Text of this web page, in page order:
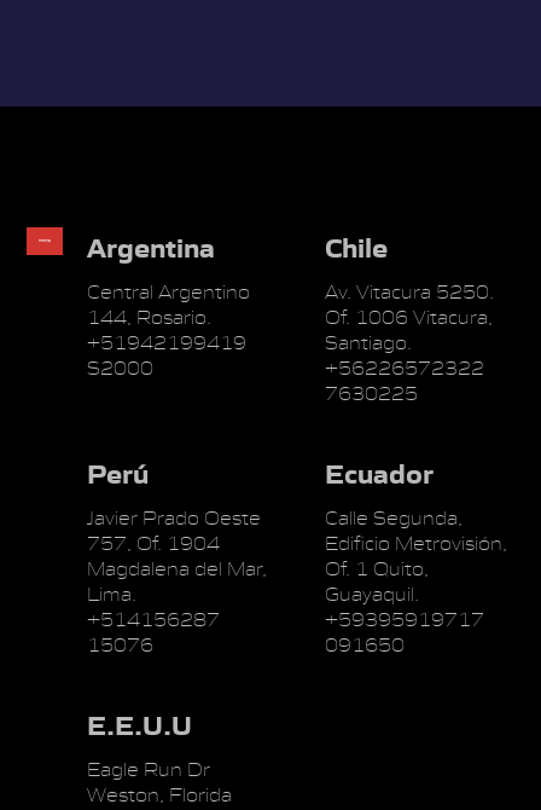
Argentina
Central Argentino
144, Rosario.
+51942199419
S2000
Chile
Av. Vitacura 5250.
Of. 1006 Vitacura,
Santiago.
+56226572322
7630225
Perú
Javier Prado Oeste
757, Of. 1904
Magdalena del Mar,
Lima.
+514156287
15076
Ecuador
Calle Segunda,
Edificio Metrovisión,
Of. 1 Quito,
Guayaquil.
+59395919717
091650
E.E.U.U
Eagle Run Dr
Weston, Florida